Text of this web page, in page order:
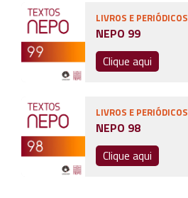
LIVROS E PERIÓDICOS
NEPO 99
Clique aqui
LIVROS E PERIÓDICOS
NEPO 98
Clique aqui